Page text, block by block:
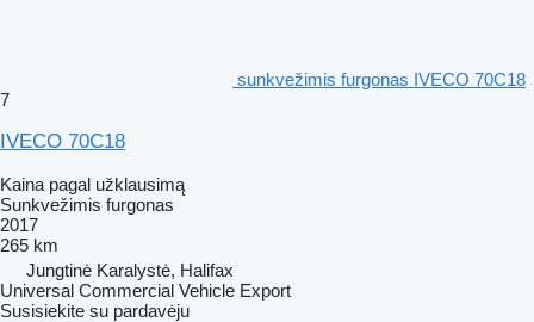
sunkvežimis furgonas IVECO 70C18
7
IVECO 70C18
Kaina pagal užklausimą
Sunkvežimis furgonas
2017
265 km
Jungtinė Karalystė, Halifax
Universal Commercial Vehicle Export
Susisiekite su pardavėju